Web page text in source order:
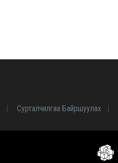
Сурталчилгаа Байршуулах